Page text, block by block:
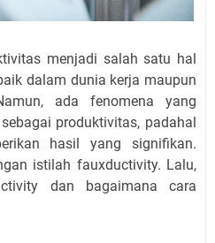
menjadi salah satu hal
dalam dunia kerja maupun
ada fenomena yang
produktivitas, padahal
hasil yang signifikan.
istilah fauxductivity. Lalu,
dan bagaimana cara